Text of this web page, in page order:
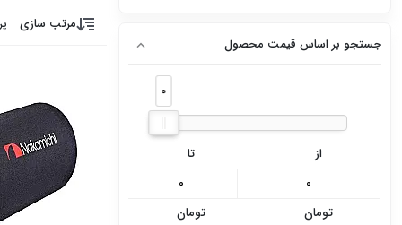
جستجو بر اساس قیمت محصول
0
0
از
تومان
تا
تومان
مرتب سازی